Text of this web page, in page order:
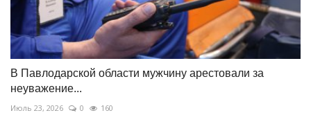
В Павлодарской области мужчину арестовали за
неуважение...
Июль 23, 2026 0 160